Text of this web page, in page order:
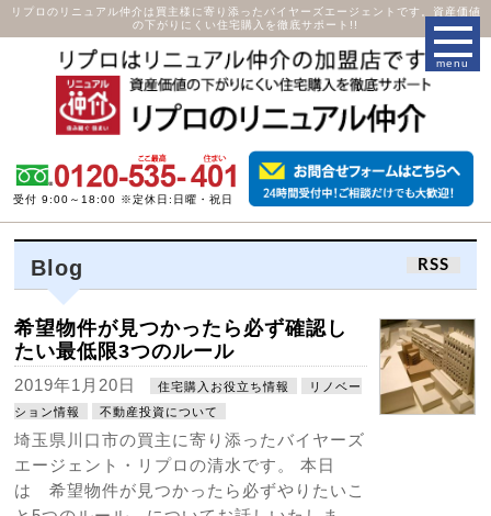
リプロのリニュアル仲介は買主様に寄り添ったバイヤーズエージェントです。資産価値
の下がりにくい住宅購入を徹底サポート!!
受付 9:00～18:00 ※定休日:日曜・祝日
Blog RSS
希望物件が見つかったら必ず確認し
たい最低限3つのルール
2019年1月20日 住宅購入お役立ち情報
リノベー
ション情報
不動産投資について
埼玉県川口市の買主に寄り添ったバイヤーズ
エージェント・リプロの清水です。 本日
は 希望物件が見つかったら必ずやりたいこ